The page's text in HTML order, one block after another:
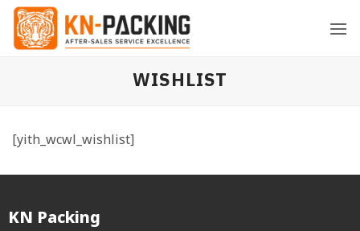
ข้าม
ยัง
WISHLIST
[yith_wcwl_wishlist]
KN Packing